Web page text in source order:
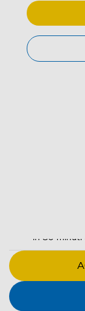
DIDIESSE - KIT
in 30 minuti